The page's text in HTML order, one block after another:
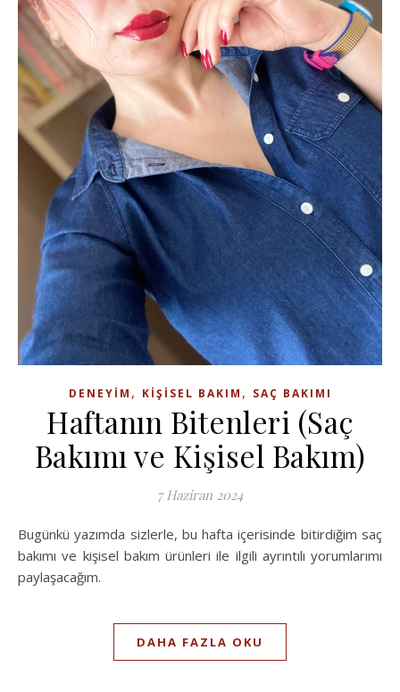
DENEYIM , KIŞISEL BAKIM , SAÇ BAKIMI
Haftanın Bitenleri (Saç
Bakımı ve Kişisel Bakım)
7 Haziran 2024
Bugünkü yazımda sizlerle, bu hafta içerisinde bitirdiğim saç
bakımı ve kişisel bakım ürünleri ile ilgili ayrıntılı yorumlarımı
paylaşacağım.
DAHA FAZLA OKU